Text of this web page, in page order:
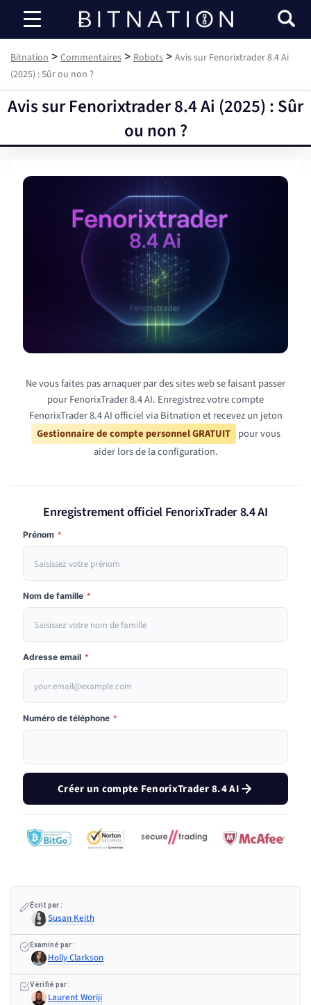
Bitnation
Bitnation > Commentaires > Robots > Avis sur Fenorixtrader 8.4 Ai
(2025) : Sûr ou non ?
Avis sur Fenorixtrader 8.4 Ai (2025) : Sûr
ou non ?
Ne vous faites pas arnaquer par des sites web se faisant passer
pour FenorixTrader 8.4 AI. Enregistrez votre compte
FenorixTrader 8.4 AI officiel via Bitnation et recevez un jeton
Gestionnaire de compte personnel GRATUIT pour vous
aider lors de la configuration.
Enregistrement officiel FenorixTrader 8.4 AI
Prénom *
Nom de famille *
Adresse email *
Numéro de téléphone *
Créer un compte FenorixTrader 8.4 AI
Écrit par :
Susan Keith
Examiné par :
Holly Clarkson
Vérifié par :
Laurent Woriji